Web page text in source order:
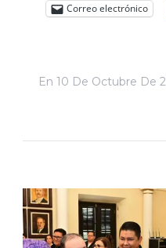
Correo electrónico
En 10 De Octubre De